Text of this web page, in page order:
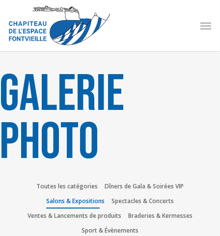
main
content
Toutes les catégories
Dîners de Gala & Soirées VIP
Salons & Expositions
Spectacles & Concerts
Ventes & Lancements de produits
Braderies & Kermesses
Sport & Évènements